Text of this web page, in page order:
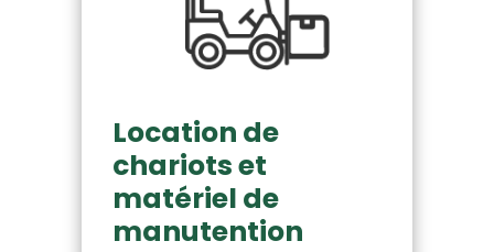
Location de
chariots et
matériel de
manutention